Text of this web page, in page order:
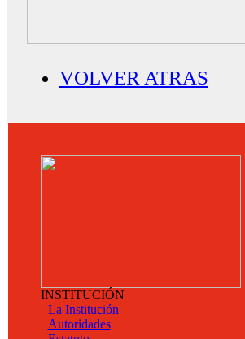
VOLVER ATRAS
INSTITUCIÓN
La Institución
Autoridades